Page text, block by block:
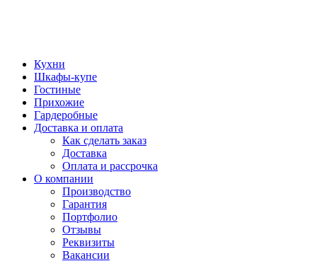
Кухни
Шкафы-купе
Гостиные
Прихожие
Гардеробные
Доставка и оплата
Как сделать заказ
Доставка
Оплата и рассрочка
О компании
Производство
Гарантия
Портфолио
Отзывы
Реквизиты
Вакансии